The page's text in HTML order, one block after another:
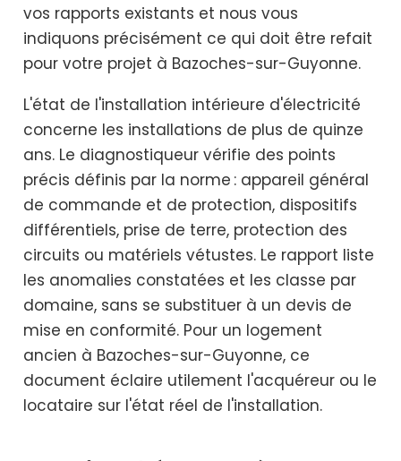
vos rapports existants et nous vous
indiquons précisément ce qui doit être refait
pour votre projet à Bazoches-sur-Guyonne.
L'état de l'installation intérieure d'électricité
concerne les installations de plus de quinze
ans. Le diagnostiqueur vérifie des points
précis définis par la norme : appareil général
de commande et de protection, dispositifs
différentiels, prise de terre, protection des
circuits ou matériels vétustes. Le rapport liste
les anomalies constatées et les classe par
domaine, sans se substituer à un devis de
mise en conformité. Pour un logement
ancien à Bazoches-sur-Guyonne, ce
document éclaire utilement l'acquéreur ou le
locataire sur l'état réel de l'installation.